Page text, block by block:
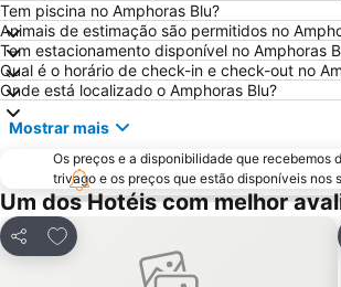
Tem piscina no Amphoras Blu?
Animais de estimação são permitidos no
Tem estacionamento disponível no Amphoras
Qual é o horário de check-in e check-out no
Onde está localizado o Amphoras Blu?
Mostrar mais
Os preços e a disponibilidade que recebemos
trivago e os preços que estão disponíveis nos
Um dos Hotéis com melhor
Partilhar
Adicionar aos favoritos